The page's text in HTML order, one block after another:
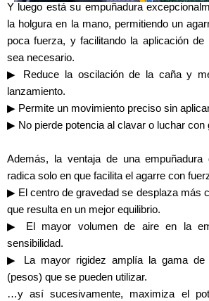
Y luego está su empuñadura
la holgura en la mano, permitiendo un
poca fuerza, y facilitando la aplicación de
sea necesario.
▶ Reduce la oscilación de la caña y
lanzamiento.
▶ Permite un movimiento preciso sin
▶ No pierde potencia al clavar o luchar con
Además, la ventaja de una
radica solo en que facilita el agarre con
▶ El centro de gravedad se desplaza más
que resulta en un mejor equilibrio.
▶ El mayor volumen de aire en la
sensibilidad.
▶ La mayor rigidez amplía la gama de
(pesos) que se pueden utilizar.
…y así sucesivamente, maximiza el